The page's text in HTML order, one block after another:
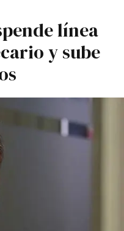
lí­nea
y sube